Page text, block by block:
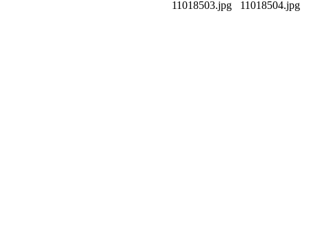
11018503.jpg 11018504.jpg